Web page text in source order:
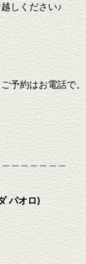
しください♪
予約はお電話で。
＿＿＿＿＿＿
パオロ)